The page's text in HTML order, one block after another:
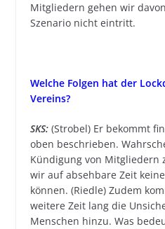
Mitgliedern gehen wir
Szenario nicht eintritt.
Welche Folgen hat der
Vereins?
SKS:(Strobel) Er bekommt
oben beschrieben.
Kündigung von Mitgliedern
wir auf absehbare Zeit
können. (Riedle) Zudem
weitere Zeit lang die
Menschen hinzu. Was